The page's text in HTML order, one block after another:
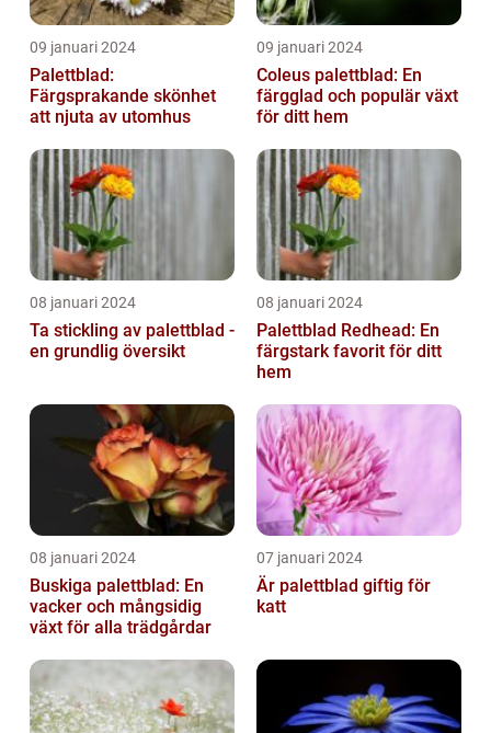
09 januari 2024
Palettblad:
Färgsprakande skönhet
att njuta av utomhus
09 januari 2024
Coleus palettblad: En
färgglad och populär växt
för ditt hem
08 januari 2024
Ta stickling av palettblad -
en grundlig översikt
08 januari 2024
Palettblad Redhead: En
färgstark favorit för ditt
hem
08 januari 2024
Buskiga palettblad: En
vacker och mångsidig
växt för alla trädgårdar
07 januari 2024
Är palettblad giftig för
katt